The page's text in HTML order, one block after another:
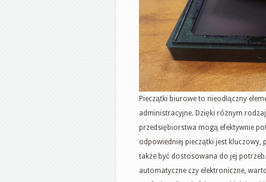
Pieczątki biurowe to nieodłączny
administracyjne. Dzięki różnym
przedsiębiorstwa mogą efektywnie
odpowiedniej pieczątki jest
także być dostosowana do jej
automatyczne czy elektroniczne,